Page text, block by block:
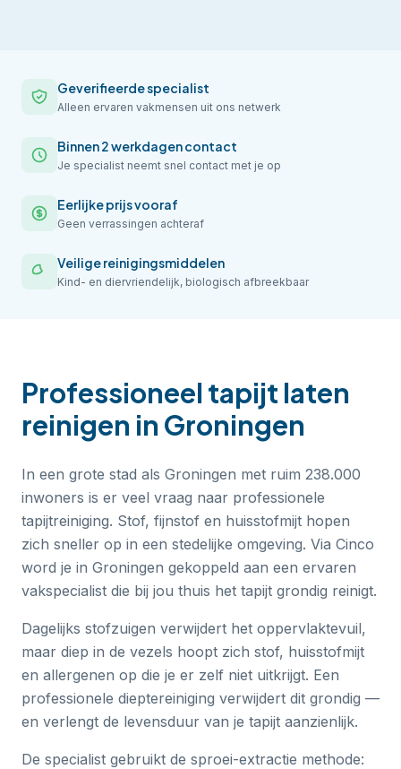
Geverifieerde specialist
Alleen ervaren vakmensen uit ons netwerk
Binnen 2 werkdagen contact
Je specialist neemt snel contact met je op
Eerlijke prijs vooraf
Geen verrassingen achteraf
Veilige reinigingsmiddelen
Kind- en diervriendelijk, biologisch afbreekbaar
Professioneel tapijt laten
reinigen in Groningen
In een grote stad als Groningen met ruim 238.000
inwoners is er veel vraag naar professionele
tapijtreiniging. Stof, fijnstof en huisstofmijt hopen
zich sneller op in een stedelijke omgeving. Via Cinco
word je in Groningen gekoppeld aan een ervaren
vakspecialist die bij jou thuis het tapijt grondig reinigt.
Dagelijks stofzuigen verwijdert het oppervlaktevuil,
maar diep in de vezels hoopt zich stof, huisstofmijt
en allergenen op die je er zelf niet uitkrijgt. Een
professionele dieptereiniging verwijdert dit grondig —
en verlengt de levensduur van je tapijt aanzienlijk.
De specialist gebruikt de sproei-extractie methode: